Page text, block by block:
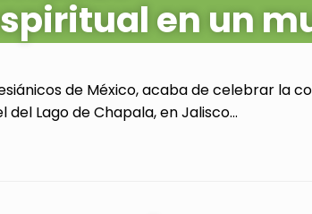
en un
de México, acaba de celebrar la
del Lago de Chapala, en Jalisco...